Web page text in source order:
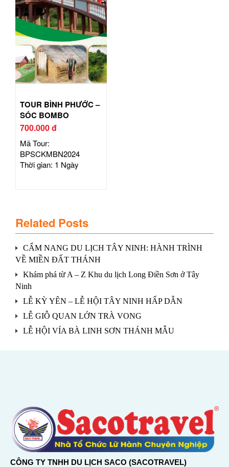
TOUR BÌNH PHƯỚC –
SÓC BOMBO
700.000 đ
Mã Tour:
BPSCKMBN2024
Thời gian: 1 Ngày
Related Posts
CẨM NANG DU LỊCH TÂY NINH: HÀNH TRÌNH
VỀ MIỀN ĐẤT THÁNH
Khám phá từ A – Z Khu du lịch Long Điền Sơn ở Tây
Ninh
LỄ KỲ YÊN – LỄ HỘI TÂY NINH HẤP DẪN
LỄ GIỖ QUAN LỚN TRÀ VONG
LỄ HỘI VÍA BÀ LINH SƠN THÁNH MẪU
CÔNG TY TNHH DU LỊCH SACO (SACOTRAVEL)